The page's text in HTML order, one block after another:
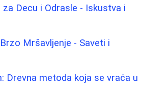
Decu i Odrasle - Iskustva i
Mršavljenje - Saveti i
Drevna metoda koja se vraća u